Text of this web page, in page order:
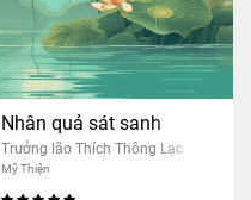
Nhân quả sát sanh
Trưởng lão Thích Thông Lạc
Mỹ Thiện